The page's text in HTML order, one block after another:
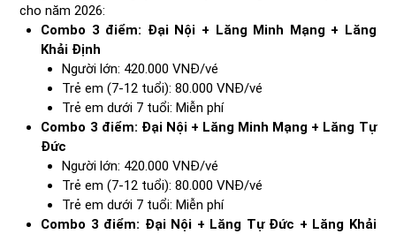
cho năm 2026:
Combo 3 điểm: Đại Nội + Lăng Minh Mạng + Lăng
Khải Định
Người lớn: 420.000 VNĐ/vé
Trẻ em (7-12 tuổi): 80.000 VNĐ/vé
Trẻ em dưới 7 tuổi: Miễn phí
Combo 3 điểm: Đại Nội + Lăng Minh Mạng + Lăng Tự
Đức
Người lớn: 420.000 VNĐ/vé
Trẻ em (7-12 tuổi): 80.000 VNĐ/vé
Trẻ em dưới 7 tuổi: Miễn phí
Combo 3 điểm: Đại Nội + Lăng Tự Đức + Lăng Khải